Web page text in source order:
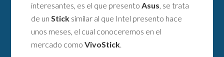
interesantes, es el que presentoAsus, se trata
de unStick similar al que Intel presento hace
unos meses, el cual conoceremos en el
mercado comoVivoStick.